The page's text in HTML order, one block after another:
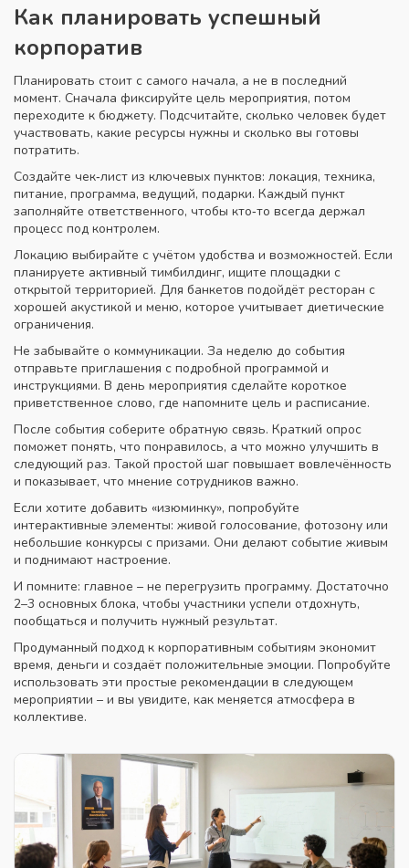
Как планировать успешный
корпоратив
Планировать стоит с самого начала, а не в последний
момент. Сначала фиксируйте цель мероприятия, потом
переходите к бюджету. Подсчитайте, сколько человек будет
участвовать, какие ресурсы нужны и сколько вы готовы
потратить.
Создайте чек‑лист из ключевых пунктов: локация, техника,
питание, программа, ведущий, подарки. Каждый пункт
заполняйте ответственного, чтобы кто‑то всегда держал
процесс под контролем.
Локацию выбирайте с учётом удобства и возможностей. Если
планируете активный тимбилдинг, ищите площадки с
открытой территорией. Для банкетов подойдёт ресторан с
хорошей акустикой и меню, которое учитывает диетические
ограничения.
Не забывайте о коммуникации. За неделю до события
отправьте приглашения с подробной программой и
инструкциями. В день мероприятия сделайте короткое
приветственное слово, где напомните цель и расписание.
После события соберите обратную связь. Краткий опрос
поможет понять, что понравилось, а что можно улучшить в
следующий раз. Такой простой шаг повышает вовлечённость
и показывает, что мнение сотрудников важно.
Если хотите добавить «изюминку», попробуйте
интерактивные элементы: живой голосование, фотозону или
небольшие конкурсы с призами. Они делают событие живым
и поднимают настроение.
И помните: главное – не перегрузить программу. Достаточно
2–3 основных блока, чтобы участники успели отдохнуть,
пообщаться и получить нужный результат.
Продуманный подход к корпоративным событиям экономит
время, деньги и создаёт положительные эмоции. Попробуйте
использовать эти простые рекомендации в следующем
мероприятии – и вы увидите, как меняется атмосфера в
коллективе.